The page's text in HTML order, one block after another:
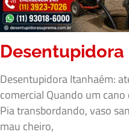
Desentupidora Itanhaém:
comercial Quando um
Pia transbordando, vaso
mau cheiro,